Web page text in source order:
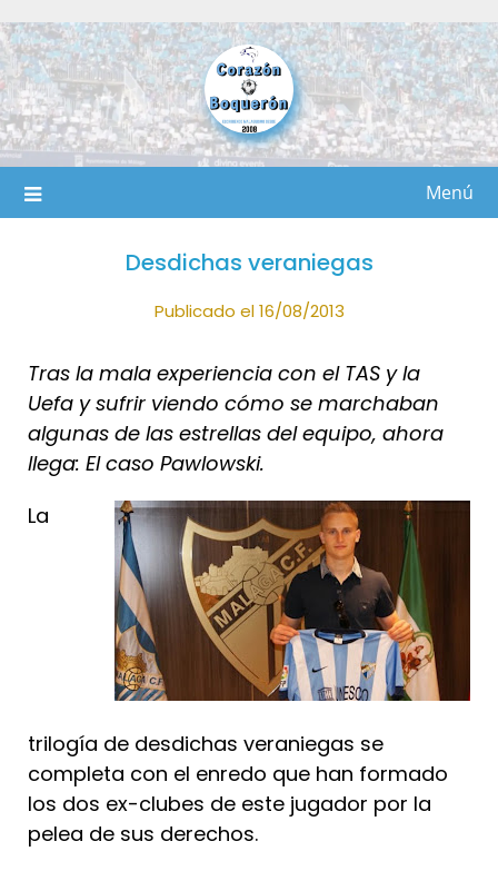
al
contenido
Menú
Desdichas veraniegas
Publicado el 16/08/2013
Tras la mala experiencia con el TAS y la
Uefa y sufrir viendo cómo se marchaban
algunas de las estrellas del equipo, ahora
llega: El caso Pawlowski.
La
trilogía de desdichas veraniegas se
completa con el enredo que han formado
los dos ex-clubes de este jugador por la
pelea de sus derechos.